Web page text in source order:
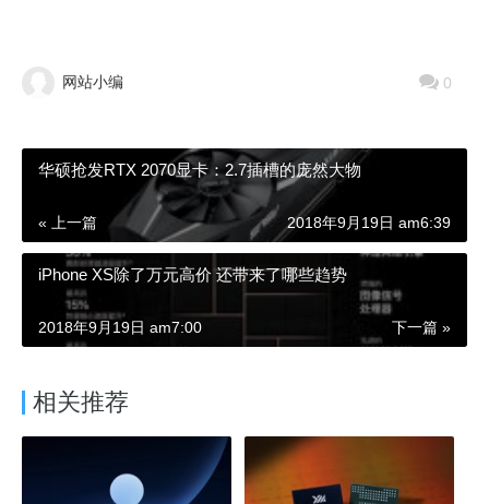
网站小编 0
华硕抢发RTX 2070显卡：2.7插槽的庞然大物
« 上一篇 2018年9月19日 am6:39
iPhone XS除了万元高价 还带来了哪些趋势
下一篇 »
2018年9月19日 am7:00
相关推荐